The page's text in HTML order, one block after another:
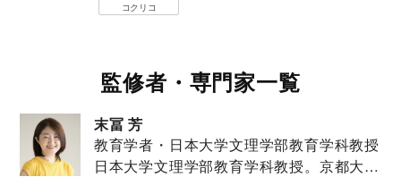
コクリコ
監修者・専門家一覧
末冨 芳
教育学者・日本大学文理学部教育学科教授
日本大学文理学部教育学科教授。京都大学